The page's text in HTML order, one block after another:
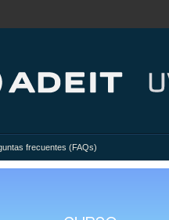
frecuentes (FAQs)